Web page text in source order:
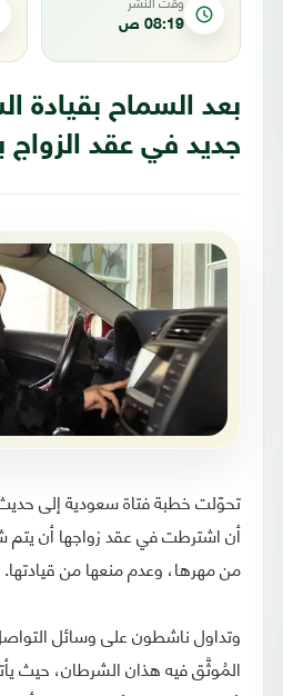
08:19 ص
بعد السماح بقيادة
جديد في عقد الزواج
تحوّلت خطبة فتاة سعودية إلى
أن اشترطت في عقد زواجها أن يتم
من مهرها، وعدم منعها من قيادتها.
وتداول ناشطون على وسائل
المُوثَّق فيه هذان الشرطان، حيث